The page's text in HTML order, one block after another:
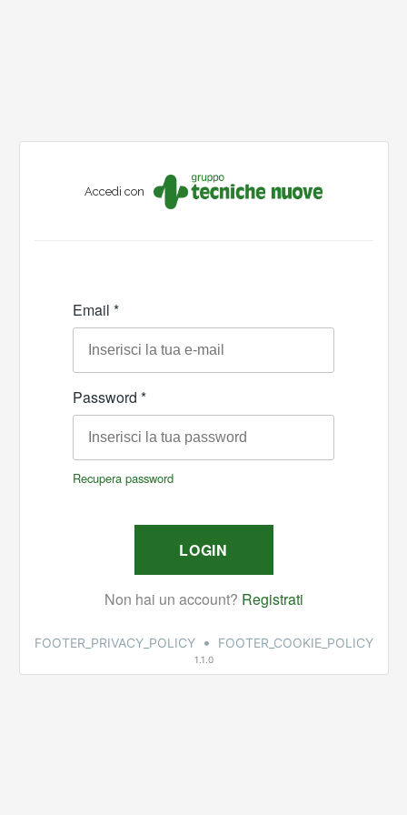
Accedi con
FOOTER_PRIVACY_POLICY • FOOTER_COOKIE_POLICY
1.1.0